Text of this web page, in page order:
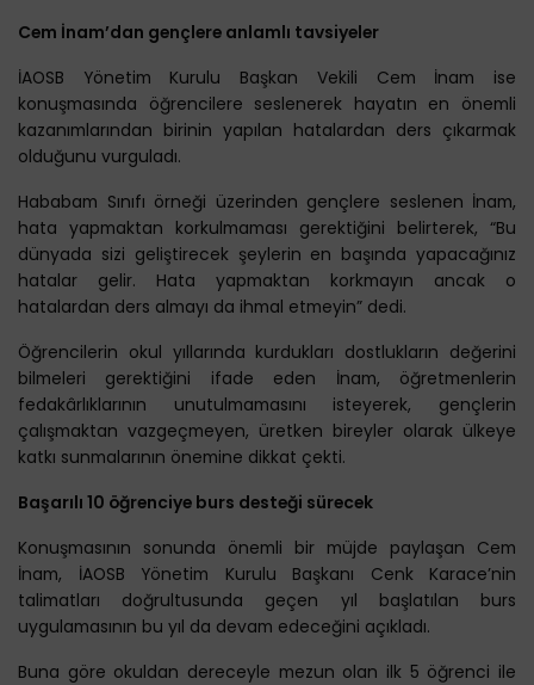
Cem İnam’dan gençlere anlamlı tavsiyeler
İAOSB Yönetim Kurulu Başkan Vekili Cem İnam ise
konuşmasında öğrencilere seslenerek hayatın en önemli
kazanımlarından birinin yapılan hatalardan ders çıkarmak
olduğunu vurguladı.
Hababam Sınıfı örneği üzerinden gençlere seslenen İnam,
hata yapmaktan korkulmaması gerektiğini belirterek, “Bu
dünyada sizi geliştirecek şeylerin en başında yapacağınız
hatalar gelir. Hata yapmaktan korkmayın ancak o
hatalardan ders almayı da ihmal etmeyin” dedi.
Öğrencilerin okul yıllarında kurdukları dostlukların değerini
bilmeleri gerektiğini ifade eden İnam, öğretmenlerin
fedakârlıklarının unutulmamasını isteyerek, gençlerin
çalışmaktan vazgeçmeyen, üretken bireyler olarak ülkeye
katkı sunmalarının önemine dikkat çekti.
Başarılı 10 öğrenciye burs desteği sürecek
Konuşmasının sonunda önemli bir müjde paylaşan Cem
İnam, İAOSB Yönetim Kurulu Başkanı Cenk Karace’nin
talimatları doğrultusunda geçen yıl başlatılan burs
uygulamasının bu yıl da devam edeceğini açıkladı.
Buna göre okuldan dereceyle mezun olan ilk 5 öğrenci ile